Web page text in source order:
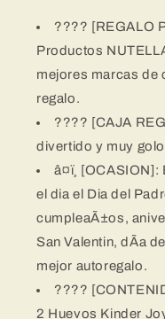
???? [REGALO
Productos
mejores marcas de
regalo.
???? [CAJA
divertido y muy
â¤ï¸
el dia el Dia del
cumpleaÃ±os,
San Valentin, dÃ­a
mejor autoregalo.
????
2 Huevos Kinder